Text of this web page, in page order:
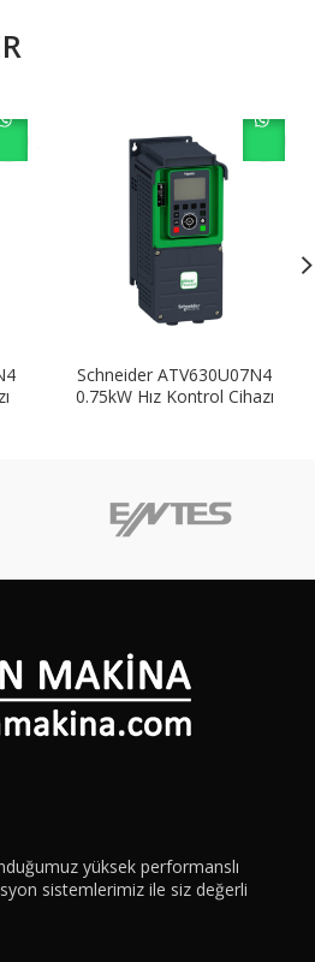
Schneider ATV630U07N4
0.75kW Hız Kontrol Cihazı
yüksek performanslı
sistemlerimiz ile siz değerli